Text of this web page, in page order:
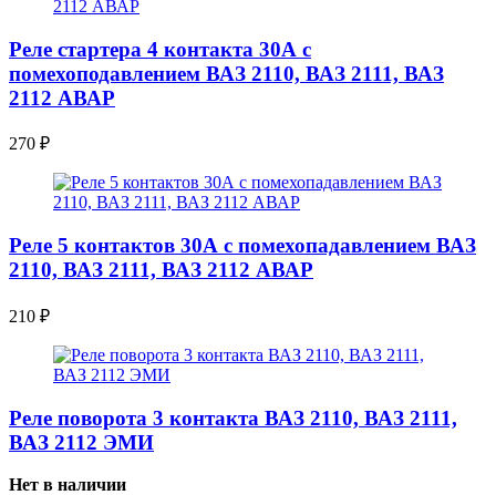
Реле стартера 4 контакта 30А с
помехоподавлением ВАЗ 2110, ВАЗ 2111, ВАЗ
2112 АВАР
270 ₽
Реле 5 контактов 30А с помехопадавлением ВАЗ
2110, ВАЗ 2111, ВАЗ 2112 АВАР
210 ₽
Реле поворота 3 контакта ВАЗ 2110, ВАЗ 2111,
ВАЗ 2112 ЭМИ
Нет в наличии